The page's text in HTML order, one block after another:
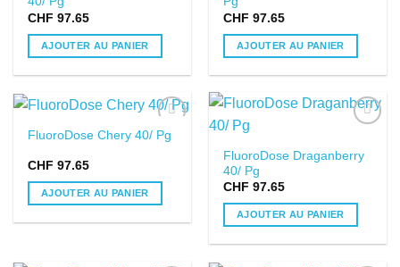
CHF 97.65
AJOUTER AU PANIER
CHF 97.65
AJOUTER AU PANIER
DANS LA
FluoroDose Chery 40/ Pg
CHF 97.65
AJOUTER AU PANIER
LISTE DE
FluoroDose Draganberry
40/ Pg
CHF 97.65
AJOUTER AU PANIER